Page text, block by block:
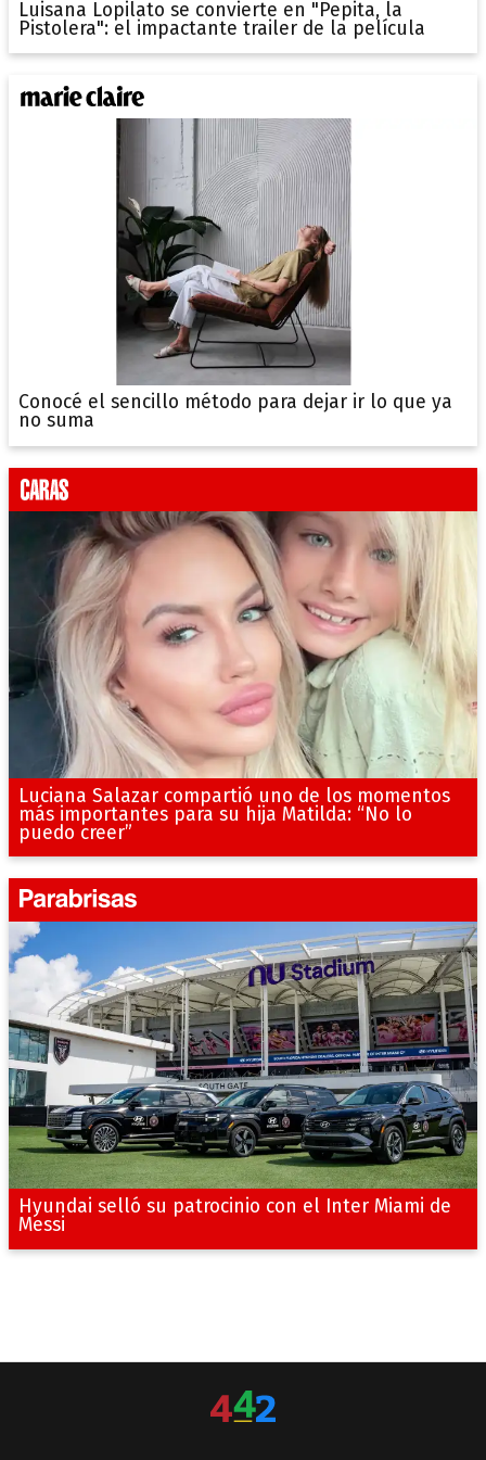
Luisana Lopilato se convierte en "Pepita, la
Pistolera": el impactante trailer de la película
Conocé el sencillo método para dejar ir lo que ya
no suma
Luciana Salazar compartió uno de los momentos
más importantes para su hija Matilda: “No lo
puedo creer”
Hyundai selló su patrocinio con el Inter Miami de
Messi